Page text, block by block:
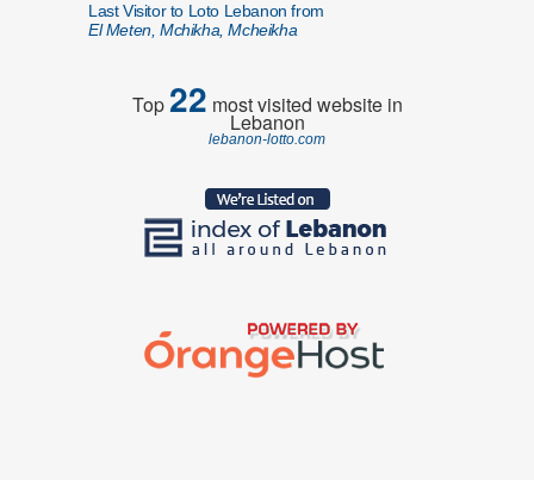
Last Visitor to Loto Lebanon from
El Meten, Mchikha, Mcheikha
Top22 most visited website in
Lebanon
lebanon-lotto.com